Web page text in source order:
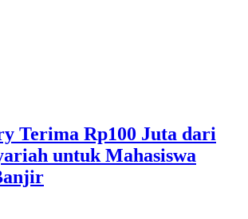
Terima Rp100 Juta dari
untuk Mahasiswa